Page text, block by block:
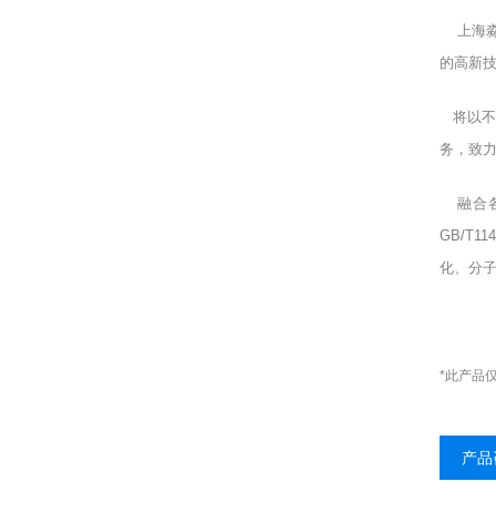
上海
的高新
将以
务，致
融合
GB/
化、分
*此产品
产